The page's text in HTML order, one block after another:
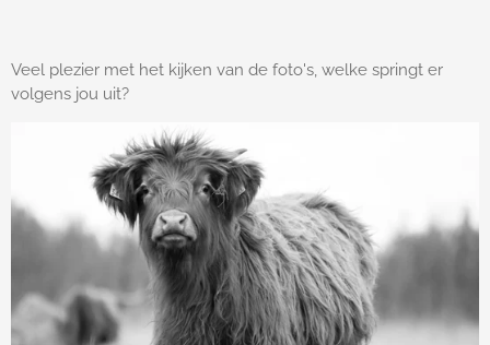
Veel plezier met het kijken van de foto's, welke springt er
volgens jou uit?